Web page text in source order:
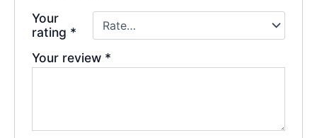
Your
rating *
Your review *